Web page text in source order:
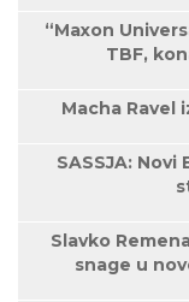
“Maxon
TBF,
Macha Ravel
SASSJA:
Slavko
snage u